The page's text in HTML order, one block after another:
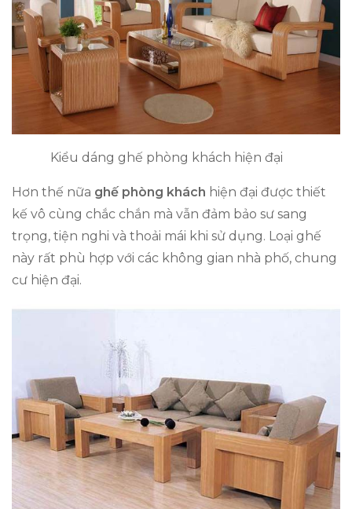
Kiểu dáng ghế phòng khách hiện đại
Hơn thế nữa ghế phòng khách hiện đại được thiết
kế vô cùng chắc chắn mà vẫn đảm bảo sư sang
trọng, tiện nghi và thoải mái khi sử dụng. Loại ghế
này rất phù hợp với các không gian nhà phố, chung
cư hiện đại.